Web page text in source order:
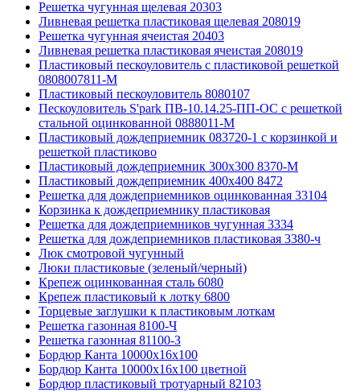
Решетка чугунная щелевая 20303
Ливневая решетка пластиковая щелевая 208019
Решетка чугунная ячеистая 20403
Ливневая решетка пластиковая ячеистая 208019
Пластиковый пескоуловитель с пластиковой решеткой
0808007811-М
Пластиковый пескоуловитель 8080107
Пескоуловитель S'park ПВ-10.14.25-ПП-ОС с решеткой
стальной оцинкованной 0888011-М
Пластиковый дождеприемник 083720-1 c корзинкой и
решеткой пластиково
Пластиковый дождеприемник 300x300 8370-М
Пластиковый дождеприемник 400x400 8472
Решетка для дождеприемников оцинкованная 33104
Корзинка к дождеприемнику пластиковая
Решетка для дождеприемников чугунная 3334
Решетка для дождеприемников пластиковая 3380-ч
Люк смотровой чугунный
Люки пластиковые (зеленый/черный)
Крепеж оцинкованная сталь 6080
Крепеж пластиковый к лотку 6800
Торцевые заглушки к пластиковым лоткам
Решетка газонная 8100-Ч
Решетка газонная 81100-З
Бордюр Канта 10000x16x100
Бордюр Канта 10000x16x100 цветной
Бордюр пластиковый тротуарный 82103